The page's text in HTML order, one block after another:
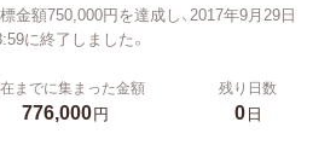
金額750,000円を達成し、2017年9月29日
に終了しました。
までに集まった金額
776,000円
残り日数
0日